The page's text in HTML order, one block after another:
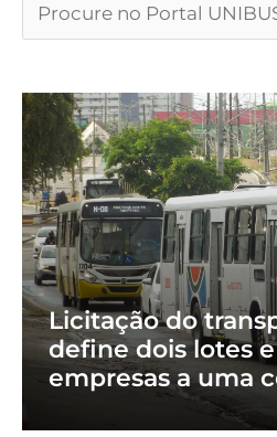
Licitação do
define dois lotes
empresas a uma